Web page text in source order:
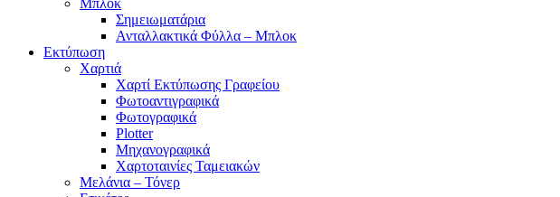
Σημειωματάρια
Ανταλλακτικά Φύλλα – Μπλοκ
Εκτύπωση
Χαρτιά
Χαρτί Εκτύπωσης Γραφείου
Φωτοαντιγραφικά
Φωτογραφικά
Plotter
Μηχανογραφικά
Χαρτοταινίες Ταμειακών
Μελάνια – Τόνερ